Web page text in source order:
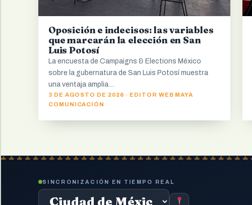
Oposición e indecisos: las variables
que marcarán la elección en San
Luis Potosí
La encuesta de Campaigns & Elections México
sobre la gubernatura de San Luis Potosí muestra
una ventaja amplia…
3 DE AGOSTO DE 2026 · EDITOR WEB MAYA
COMUNICACIÓN
SINCRONIZACIÓN EN TIEMPO REAL